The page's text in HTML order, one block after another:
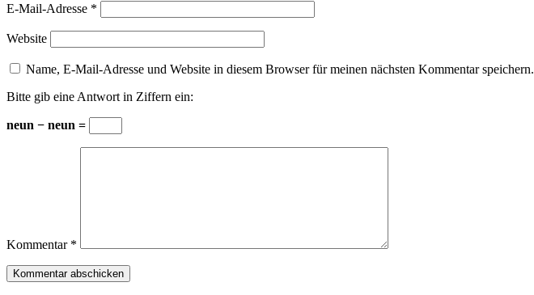
E-Mail-Adresse *
Website
Name, E-Mail-Adresse und Website in diesem Browser für meinen nächsten Kommentar speichern.
Bitte gib eine Antwort in Ziffern ein:
neun − neun =
Kommentar *